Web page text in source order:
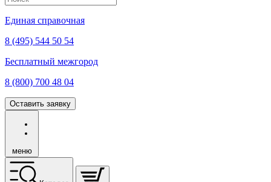
Единая справочная
8 (495) 544 50 54
Бесплатный межгород
8 (800) 700 48 04
Оставить заявку
меню